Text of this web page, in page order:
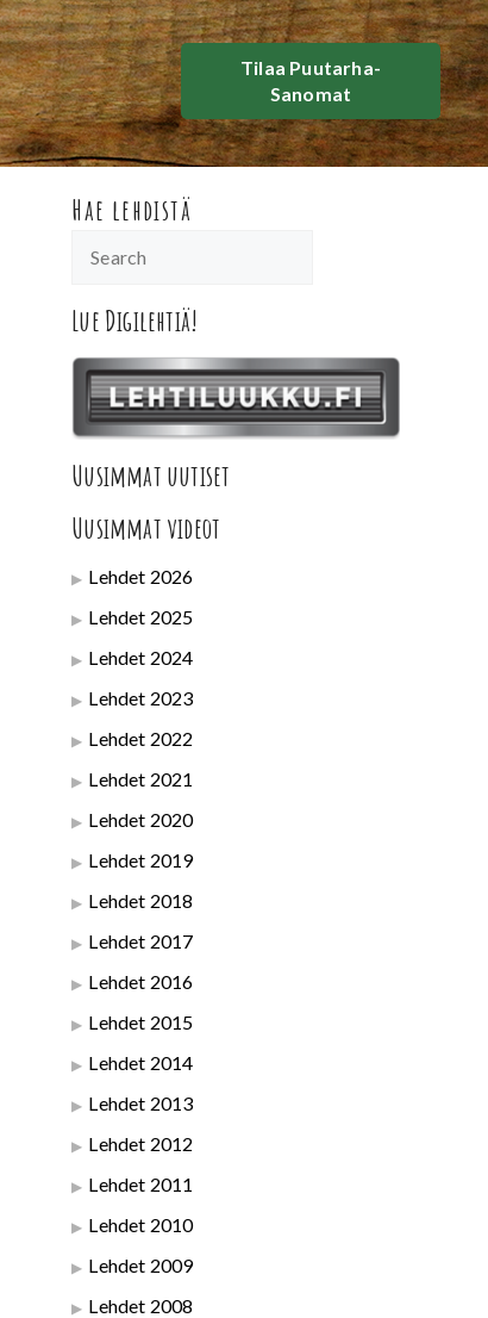
Tilaa Puutarha-
Sanomat
Hae lehdistä
Lue Digilehtiä!
Uusimmat uutiset
Uusimmat videot
Lehdet 2026
Lehdet 2025
Lehdet 2024
Lehdet 2023
Lehdet 2022
Lehdet 2021
Lehdet 2020
Lehdet 2019
Lehdet 2018
Lehdet 2017
Lehdet 2016
Lehdet 2015
Lehdet 2014
Lehdet 2013
Lehdet 2012
Lehdet 2011
Lehdet 2010
Lehdet 2009
Lehdet 2008